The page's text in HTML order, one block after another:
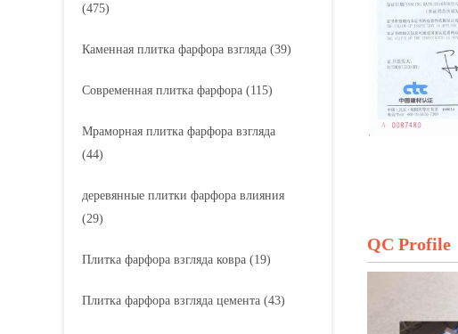
(475)
Каменная плитка фарфора взгляда (39)
Современная плитка фарфора (115)
Мраморная плитка фарфора взгляда
(44)
деревянные плитки фарфора влияния
(29)
Плитка фарфора взгляда ковра (19)
Плитка фарфора взгляда цемента (43)
QC Profile